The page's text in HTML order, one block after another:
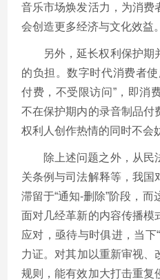
音乐市场焕发活力，为消费
会创造更多经济与文化效益。
另外，延长权利保护期
的负担。数字时代消费者
付费，不受限访问”，即消
不在保护期内的录音制品付
权利人创作热情的同时不会
除上述问题之外，从民
关条例与司法解释等，我国
滞留于“通知-删除”阶段，而
面对几经革新的内容传播模
应对，亟待与时俱进，当下
力证。对其加以重新审视、
规则，能有效加大打击重复